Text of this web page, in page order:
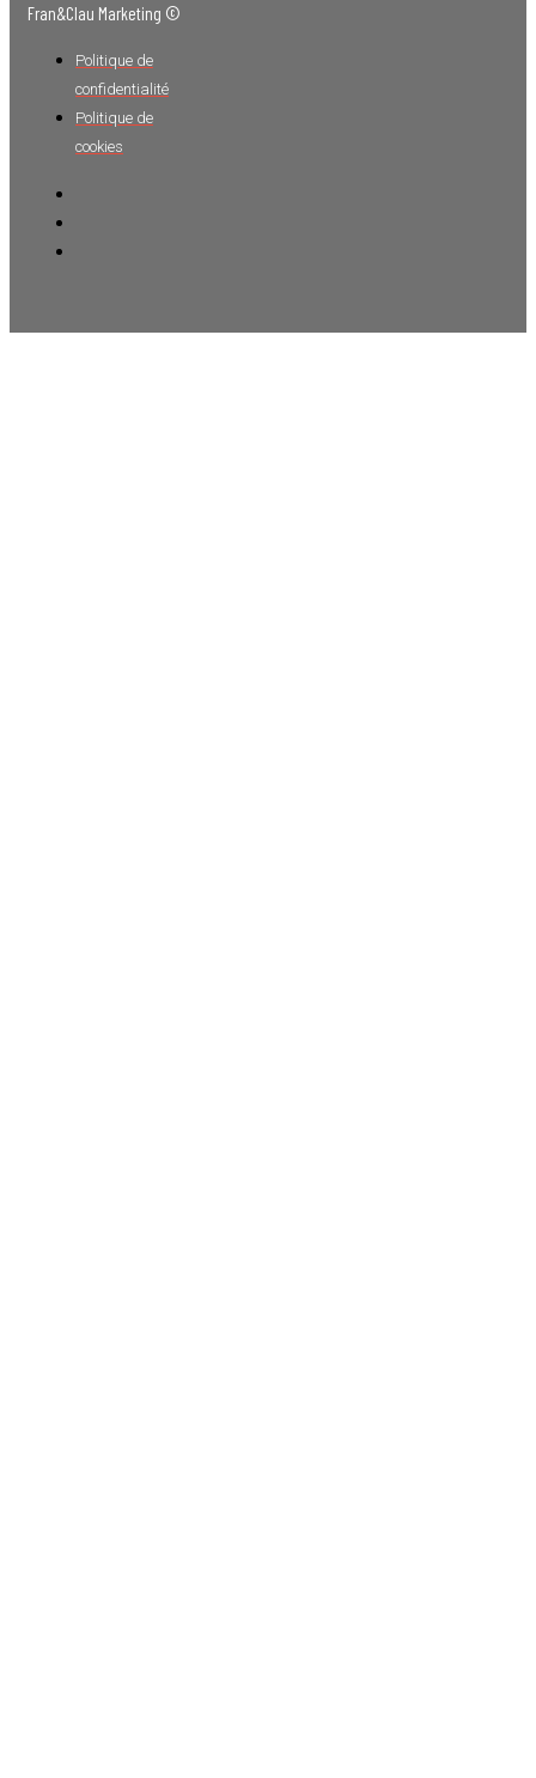
Fran&Clau Marketing ©
Politique de
confidentialité
Politique de
cookies